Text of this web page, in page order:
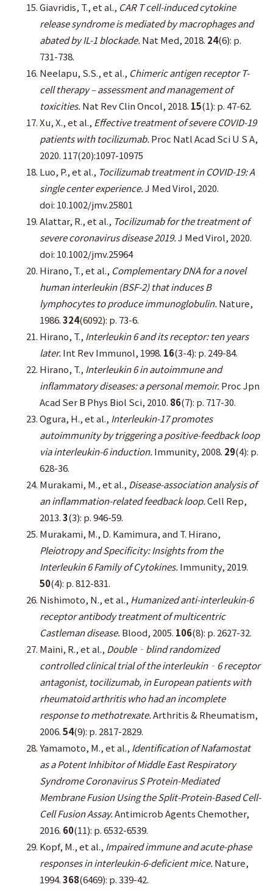
Giavridis, T., et al., CAR T cell-induced cytokine
release syndrome is mediated by macrophages and
abated by IL-1 blockade.Nat Med, 2018. 24(6): p.
731-738.
Neelapu, S.S., et al., Chimeric antigen receptor T-
cell therapy – assessment and management of
toxicities.Nat Rev Clin Oncol, 2018. 15(1): p. 47-62.
Xu, X., et al., Effective treatment of severe COVID-19
patients with tocilizumab.Proc Natl Acad Sci U S A,
2020. 117(20):1097-10975
Luo, P., et al., Tocilizumab treatment in COVID-19: A
single center experience.J Med Virol, 2020.
doi: 10.1002/jmv.25801
Alattar, R., et al., Tocilizumab for the treatment of
severe coronavirus disease 2019.J Med Virol, 2020.
doi: 10.1002/jmv.25964
Hirano, T., et al., Complementary DNA for a novel
human interleukin (BSF-2) that induces B
lymphocytes to produce immunoglobulin.Nature,
1986.324(6092): p. 73-6.
Hirano, T., Interleukin 6 and its receptor: ten years
later.Int Rev Immunol, 1998. 16(3-4): p. 249-84.
Hirano, T., Interleukin 6 in autoimmune and
inflammatory diseases: a personal memoir.Proc Jpn
Acad Ser B Phys Biol Sci, 2010. 86(7): p. 717-30.
Ogura, H., et al., Interleukin-17 promotes
autoimmunity by triggering a positive-feedback loop
via interleukin-6 induction.Immunity, 2008. 29(4): p.
628-36.
Murakami, M., et al., Disease-association analysis of
an inflammation-related feedback loop.Cell Rep,
2013.3(3): p. 946-59.
Murakami, M., D. Kamimura, and T. Hirano,
Pleiotropy and Specificity: Insights from the
Interleukin 6 Family of Cytokines.Immunity, 2019.
50(4): p. 812-831.
Nishimoto, N., et al., Humanized anti-interleukin-6
receptor antibody treatment of multicentric
Castleman disease.Blood, 2005. 106(8): p. 2627-32.
Maini, R., et al., Double‐blind randomized
controlled clinical trial of the interleukin‐6 receptor
antagonist, tocilizumab, in European patients with
rheumatoid arthritis who had an incomplete
response to methotrexate.Arthritis & Rheumatism,
2006.54(9): p. 2817-2829.
Yamamoto, M., et al., Identification of Nafamostat
as a Potent Inhibitor of Middle East Respiratory
Syndrome Coronavirus S Protein-Mediated
Membrane Fusion Using the Split-Protein-Based Cell-
Cell Fusion Assay.Antimicrob Agents Chemother,
2016. 60(11): p. 6532-6539.
Kopf, M., et al., Impaired immune and acute-phase
responses in interleukin-6-deficient mice.Nature,
1994.368(6469): p. 339-42.